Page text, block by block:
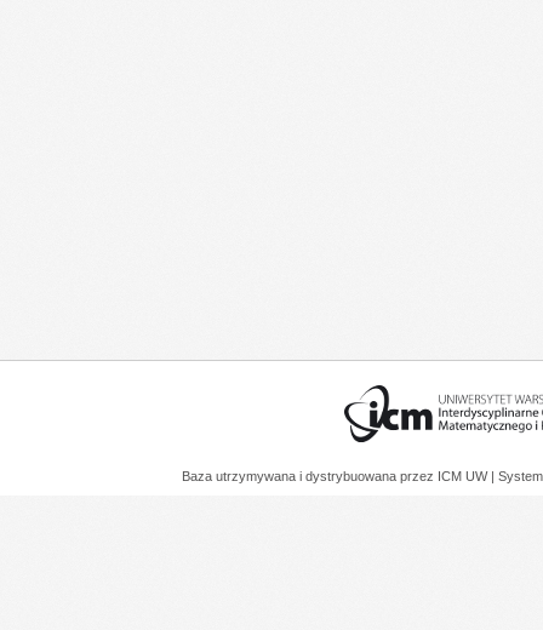
Baza utrzymywana i dystrybuowana przez ICM UW |